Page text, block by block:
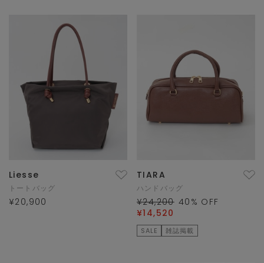
Liesse
トートバッグ
¥20,900
TIARA
ハンドバッグ
¥24,200 40 % OFF
¥14,520
SALE 雑誌掲載